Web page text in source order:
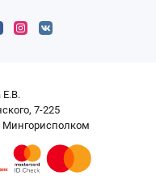
Е.В.
7-225
Мингорисполком